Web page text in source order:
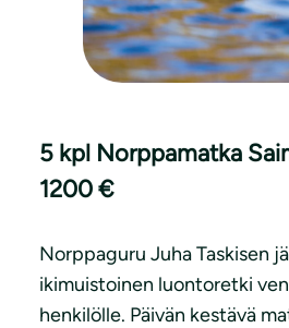
5 kpl Norppamatka
1200 €
Norppaguru Juha Taskisen
ikimuistoinen luontoretki
henkilölle. Päivän kestävä